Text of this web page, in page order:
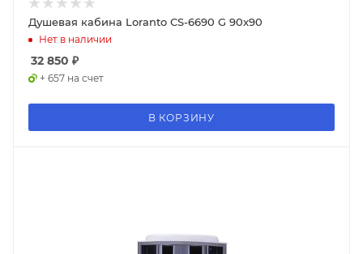
Душевая кабина Loranto CS-6690 G 90x90
Нет в наличии
32 850 ₽
+ 657 на счет
В КОРЗИНУ